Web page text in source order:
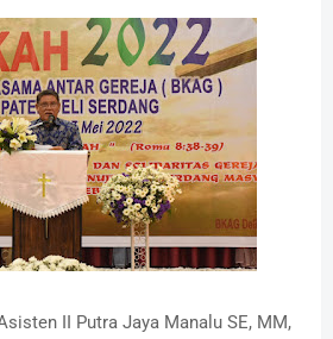
II Putra Jaya Manalu SE, MM,